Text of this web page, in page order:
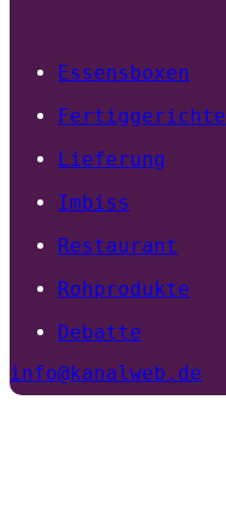
Essensboxen
Fertiggerichte
Lieferung
Imbiss
Restaurant
Rohprodukte
Debatte
info@kanalweb.de